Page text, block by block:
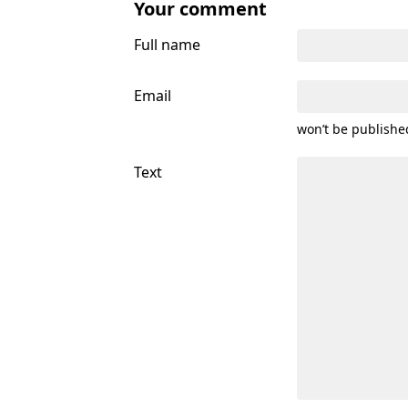
Your comment
Full name
Email
won’t be
Text